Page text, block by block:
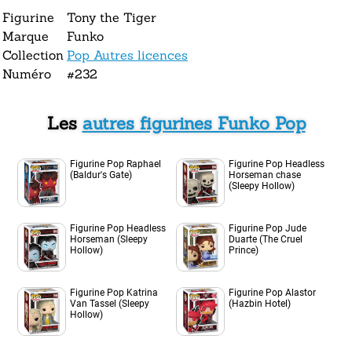
Figurine
Tony the Tiger
Marque
Funko
Collection Pop Autres licences
Numéro
#232
Les autres figurines Funko Pop
Figurine Pop Raphael
(Baldur's Gate)
Figurine Pop Headless
Horseman chase
(Sleepy Hollow)
Figurine Pop Headless
Horseman (Sleepy
Hollow)
Figurine Pop Jude
Duarte (The Cruel
Prince)
Figurine Pop Katrina
Van Tassel (Sleepy
Hollow)
Figurine Pop Alastor
(Hazbin Hotel)